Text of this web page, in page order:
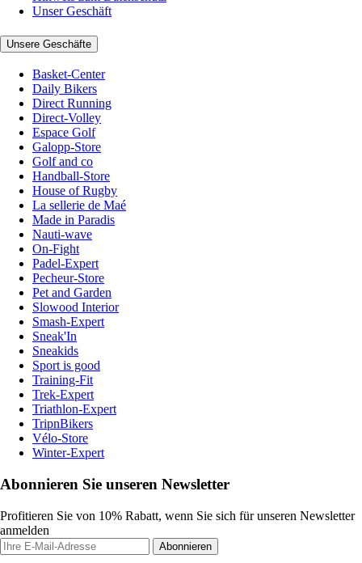
Unser Geschäft
Unsere Geschäfte
Basket-Center
Daily Bikers
Direct Running
Direct-Volley
Espace Golf
Galopp-Store
Golf and co
Handball-Store
House of Rugby
La sellerie de Maé
Made in Paradis
Nauti-wave
On-Fight
Padel-Expert
Pecheur-Store
Pet and Garden
Slowood Interior
Smash-Expert
Sneak'In
Sneakids
Sport is good
Training-Fit
Trek-Expert
Triathlon-Expert
TripnBikers
Vélo-Store
Winter-Expert
Abonnieren Sie unseren Newsletter
Profitieren Sie von 10% Rabatt, wenn Sie sich für unseren Newsletter
anmelden
Abonnieren